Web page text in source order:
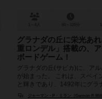
グラナダの丘に栄光あ
重ロンデル」搭載の、
ボードゲーム！
グラナダの丘(サビカ)に、ア
が始まった。 これは、スペイ
と輝きであり、1492年にグラ
ちるまで、歴史上最も煌びや...
ジャーマン・P・ミラン（Germán P.